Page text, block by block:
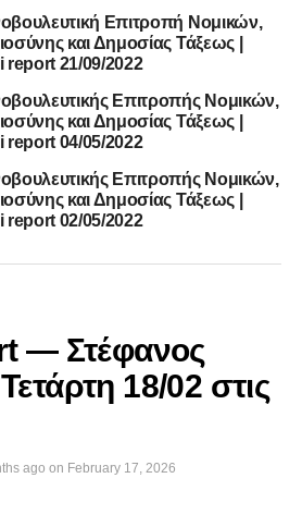
Επιτροπή Νομικών,
και Δημοσίας Τάξεως |
report 21/09/2022
Επιτροπής Νομικών,
και Δημοσίας Τάξεως |
report 04/05/2022
Επιτροπής Νομικών,
και Δημοσίας Τάξεως |
report 02/05/2022
— Στέφανος
18/02 στις
ago on February 17, 2026